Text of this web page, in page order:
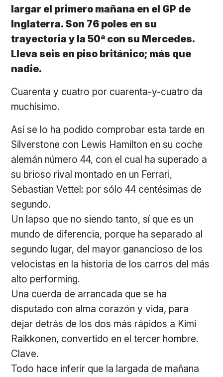
largar el primero mañana en el GP de
Inglaterra. Son 76 poles en su
trayectoria y la 50ª con su Mercedes.
Lleva seis en piso británico; más que
nadie.
Cuarenta y cuatro por cuarenta-y-cuatro da
muchísimo.
Así se lo ha podido comprobar esta tarde en
Silverstone con Lewis Hamilton en su coche
alemán número 44, con el cual ha superado a
su brioso rival montado en un Ferrari,
Sebastian Vettel: por sólo 44 centésimas de
segundo.
Un lapso que no siendo tanto, sí que es un
mundo de diferencia, porque ha separado al
segundo lugar, del mayor ganancioso de los
velocistas en la historia de los carros del más
alto performing.
Una cuerda de arrancada que se ha
disputado con alma corazón y vida, para
dejar detrás de los dos más rápidos a Kimi
Raikkonen, convertido en el tercer hombre.
Clave.
Todo hace inferir que la largada de mañana